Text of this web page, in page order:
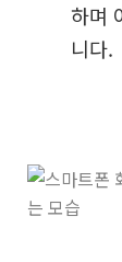
하며
니다.